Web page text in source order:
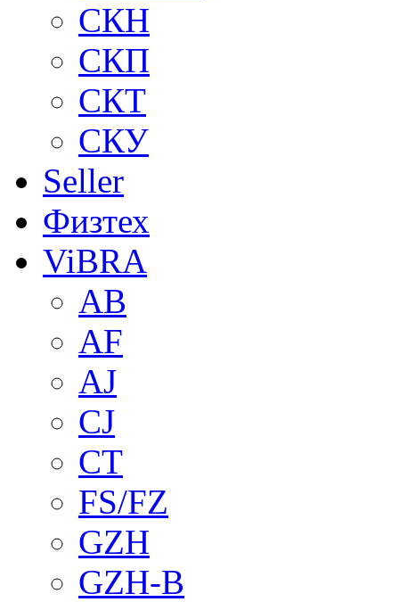
СКН
СКП
СКТ
СКУ
Seller
Физтех
ViBRA
AB
AF
AJ
CJ
CT
FS/FZ
GZH
GZH-B